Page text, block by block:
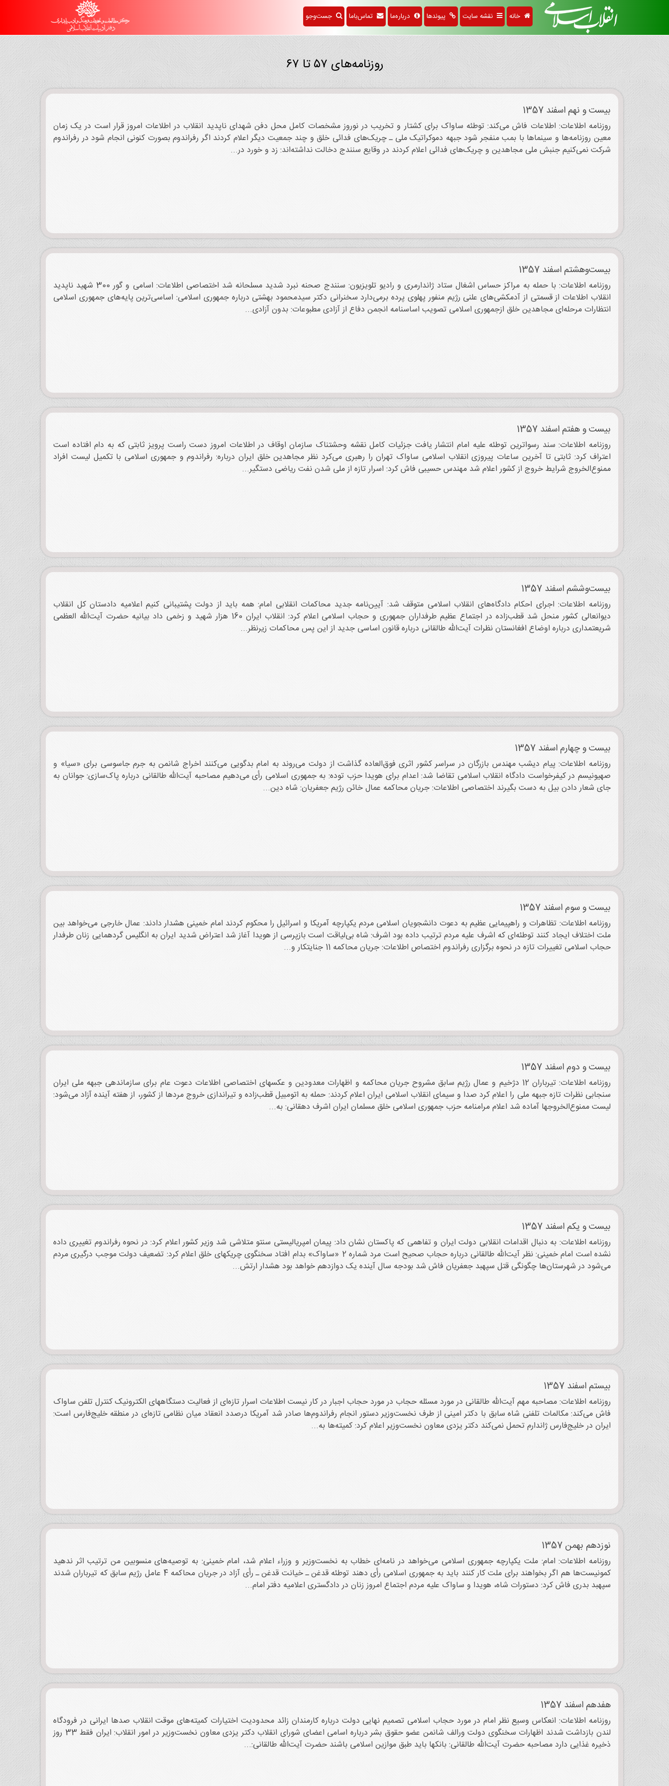
خانه نقشه سایت پیوندها درباره‌ما تماس‌باما جست‌وجو
روزنامه‌های ۵۷ تا ۶۷
بیست و نهم اسفند 1357
روزنامه اطلاعات: اطلاعات فاش می‌کند: توطئه ساواک برای کشتار و تخریب در نوروز مشخصات کامل محل دفن شهدای ناپدید انقلاب در اطلاعات امروز قرار است در یک زمان
معین روزنامه‌ها و سینماها با بمب منفجر شود جبهه دموکراتیک ملی ـ چریک‌های فدائی خلق و چند جمعیت دیگر اعلام کردند اگر رفراندوم بصورت کنونی انجام شود در رفراندوم
شرکت نمی‌کنیم جنبش‌ ملی مجاهدین و چریک‌های فدائی اعلام کردند در وقایع سنندج دخالت نداشته‌اند: زد و خورد در...
بیست‌وهشتم اسفند 1357
روزنامه اطلاعات: با حمله به مراکز حساس اشغال ستاد ژاندارمری و رادیو تلویزیون: سنندج صحنه نبرد شدید مسلحانه شد اختصاصی اطلاعات: اسامی و گور 300 شهید ناپدید
انقلاب اطلاعات از قسمتی از آدمکشی‌های علنی رژیم منفور پهلوی پرده‌ برمی‌دارد سخنرانی دکتر سیدمحمود بهشتی درباره جمهوری اسلامی: اساسی‌ترین پایه‌های جمهوری اسلامی
انتظارات مرحله‌ای مجاهدین خلق ازجمهوری اسلامی تصویب‌ اساسنامه انجمن دفاع از آزادی مطبوعات: بدون آزادی...
بیست و هفتم اسفند 1357
روزنامه اطلاعات: سند رسواترین توطئه علیه امام انتشار یافت جزئیات کامل نقشه وحشتناک سازمان اوقاف در اطلاعات امروز دست راست پرویز ثابتی که به دام افتاده است
اعتراف کرد: ثابتی تا آخرین ساعات پیروزی انقلاب اسلامی ساواک تهران را رهبری‌ می‌کرد نظر مجاهدین خلق ایران درباره: رفراندوم و جمهوری اسلامی با تکمیل لیست افراد
ممنوع‌الخروج شرایط خروج از کشور اعلام شد مهندس حسیبی فاش کرد: اسرار تازه از ملی شدن نفت ریاضی دستگیر...
بیست‌وششم اسفند 1357
روزنامه اطلاعات: اجرای احکام دادگاه‌های انقلاب اسلامی متوقف شد: آیین‌نامه جدید محاکمات انقلابی امام: همه باید از دولت پشتیبانی کنیم اعلامیه دادستان کل انقلاب
دیوانعالی کشور منحل شد قطب‌زاده در اجتماع عظیم طرفداران جمهوری و حجاب اسلامی اعلام کرد: انقلاب ایران 160 هزار شهید و زخمی داد بیانیه حضرت آیت‌الله العظمی
شریعتمداری درباره اوضاع افغانستان نظرات آیت‌الله طالقانی درباره قانون اساسی جدید از این پس محاکمات زیرنظر...
بیست و چهارم اسفند 1357
روزنامه اطلاعات: پیام دیشب مهندس بازرگان در سراسر کشور اثری فوق‌العاده گذاشت از دولت می‌روند به امام بدگویی می‌کنند اخراج شانمن به جرم جاسوسی برای «سیا» و
صهیونیسم در کیفرخواست دادگاه انقلاب اسلامی تقاضا شد: اعدام برای هویدا حزب توده: به جمهوری اسلامی رأی می‌دهیم مصاحبه آیت‌الله طالقانی درباره پاک‌سازی: جوانان به
جای شعار دادن بیل به دست بگیرند اختصاصی اطلاعات: جریان محاکمه عمال خائن رژیم جعفریان: شاه دین...
بیست و سوم اسفند 1357
روزنامه اطلاعات: تظاهرات و راهپیمایی عظیم به دعوت دانشجویان اسلامی مردم یکپارچه آمریکا و اسرائیل را محکوم کردند امام خمینی هشدار دادند: عمال خارجی می‌خواهد بین
ملت اختلاف ایجاد کنند توطئه‌‌ای که اشرف علیه مردم ترتیب داده بود اشرف: شاه بی‌لیاقت است بازپرسی از هویدا آغاز شد اعتراض شدید ایران به انگلیس گردهمایی زنان طرفدار
حجاب اسلامی تغییرات تازه در نحوه برگزاری رفراندوم اختصاص اطلاعات: جریان محاکمه 11 جنایتکار و...
بیست و دوم اسفند 1357
روزنامه اطلاعات: تیرباران 12 دژخیم و عمال رژیم سابق مشروح جریان محاکمه و اظهارات معدودین و عکسهای اختصاصی اطلاعات دعوت عام برای سازماندهی جبهه ملی ایران
سنجابی نظرات تازه جبهه ملی را اعلام کرد صدا و سیمای انقلاب اسلامی ایران اعلام کردند: حمله به اتومبیل قطب‌زاده و تیراندازی خروج مردها از کشور، از هفته آینده آزاد می‌شود:
لیست ممنوع‌الخروجها آماده شد اعلام مرامنامه حزب جمهوری اسلامی خلق مسلمان ایران اشرف دهقانی: به...
بیست و یکم اسفند 1357
روزنامه اطلاعات: به دنبال اقدامات انقلابی دولت ایران و تفاهمی که پاکستان نشان داد: پیمان امپریالیستی سنتو متلاشی شد وزیر کشور اعلام کرد: در نحوه رفراندوم تغییری داده
نشده است امام خمینی: نظر آیت‌الله طالقانی درباره حجاب صحیح است مرد شماره 2 «ساواک» بدام افتاد سخنگوی چریکهای خلق اعلام کرد: تضعیف دولت موجب درگیری مردم
می‌شود در شهرستان‌ها چگونگی قتل سپهبد جعفریان فاش شد بودجه سال آینده یک دوازدهم خواهد بود هشدار ارتش...
بیستم اسفند 1357
روزنامه اطلاعات: مصاحبه مهم آیت‌الله طالقانی در مورد مسئله حجاب در مورد حجاب اجبار در کار نیست اطلاعات اسرار تازه‌ای از فعالیت دستگاههای الکترونیک کنترل تلفن ساواک
فاش می‌کند: مکالمات تلفنی شاه سابق با دکتر امینی از طرف نخست‌وزیر دستور انجام رفراندوم‌ها صادر شد آمریکا درصدد انعقاد میان نظامی تازه‌ای در منطقه خلیج‌فارس است:
ایران در خلیج‌فارس ژاندارم تحمل نمی‌کند دکتر یزدی معاون نخست‌وزیر اعلام کرد: کمیته‌ها به...
نوزدهم بهمن 1357
روزنامه اطلاعات: امام: ملت یکپارچه جمهوری اسلامی می‌خواهد در نامه‌ای خطاب به نخست‌وزیر و وزراء اعلام شد، امام خمینی: به توصیه‌های منسوبین من ترتیب اثر ندهید
کمونیست‌ها هم اگر بخواهند برای ملت کار کنند باید به جمهوری اسلامی رأی دهند توطئه قدغن ـ خیانت قدغن ـ رأی آزاد در جریان محاکمه 4 عامل رژیم سابق که تیرباران شدند
سپهبد بدری فاش کرد: دستورات شاه، هویدا و ساواک علیه مردم اجتماع امروز زنان در دادگستری اعلامیه دفتر امام...
هفدهم اسفند 1357
روزنامه اطلاعات: انعکاس وسیع نظر امام در مورد حجاب اسلامی تصمیم نهایی دولت درباره کارمندان زائد محدودیت اختیارات کمیته‌های موقت انقلاب صدها ایرانی در فرودگاه
لندن بازداشت شدند اظهارات سخنگوی دولت ورالف شانمن عضو حقوق بشر درباره اسامی اعضای شورای انقلاب دکتر یزدی معاون نخست‌وزیر در امور انقلاب: ایران فقط 33 روز
ذخیره غذایی دارد مصاحبه حضرت آیت‌الله طالقانی: بانکها باید طبق موازین اسلامی باشند حضرت آیت‌الله طالقانی:...